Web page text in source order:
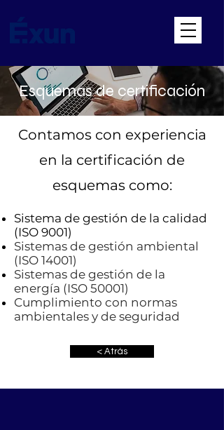
Esquemasde certificación
Contamos con experiencia
en la certificación de
esquemas como:​
Sistema de gestión de la calidad
(ISO 9001)
Sistemas de gestión ambiental
(ISO 14001)
Sistemas de gestión de la
energía (ISO 50001)
Cumplimiento con normas
ambientales y de seguridad
< Atrás